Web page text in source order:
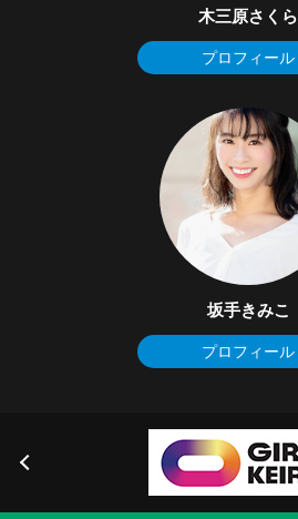
木三原さくら
プロフィール
坂手きみこ
プロフィール